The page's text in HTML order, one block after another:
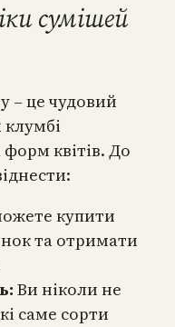
сумішей
– це чудовий
клумбі
форм квітів. До
купити
та отримати
Ви ніколи не
саме сорти